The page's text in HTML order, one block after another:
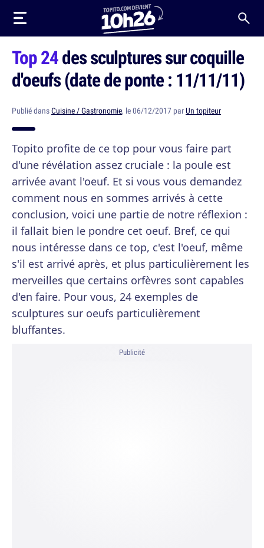
Top 24des sculptures sur coquille
d'oeufs (date de ponte : 11/11/11)
Publié dansCuisine / Gastronomie, le 06/12/2017 parUn topiteur
Topito profite de ce top pour vous faire part
d'une révélation assez cruciale : la poule est
arrivée avant l'oeuf. Et si vous vous demandez
comment nous en sommes arrivés à cette
conclusion, voici une partie de notre réflexion :
il fallait bien le pondre cet oeuf. Bref, ce qui
nous intéresse dans ce top, c'est l'oeuf, même
s'il est arrivé après, et plus particulièrement les
merveilles que certains orfèvres sont capables
d'en faire. Pour vous, 24 exemples de
sculptures sur oeufs particulièrement
bluffantes.
Publicité